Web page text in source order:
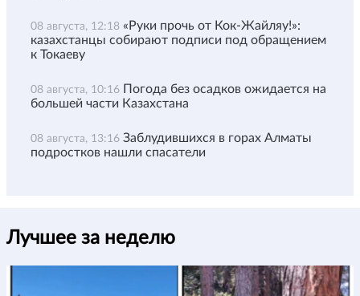
08 августа, 12:18 «Руки прочь от Кок-Жайляу!»:
казахстанцы собирают подписи под обращением
к Токаеву
08 августа, 10:16 Погода без осадков ожидается на
большей части Казахстана
08 августа, 13:16 Заблудившихся в горах Алматы
подростков нашли спасатели
Лучшее за неделю